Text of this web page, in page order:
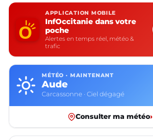
APPLICATION MOBILE
InfOccitanie dans votre
poche
Alertes en temps réel, météo &
trafic
MÉTÉO · MAINTENANT
Aude
Carcassonne · Ciel dégagé
Consulter ma météo›